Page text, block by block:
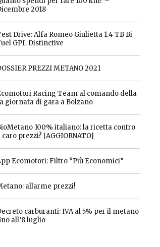
2018
Drive: Alfa Romeo Giulietta 1.4 TB Bi
GPL Distinctive
PREZZI METANO 2021
Racing Team al comando della
giornata di gara a Bolzano
100% italiano: la ricetta contro
caro prezzi? [AGGIORNATO]
Ecomotori: Filtro “Più Economici”
allarme prezzi!
carburanti: IVA al 5% per il metano
all’8 luglio